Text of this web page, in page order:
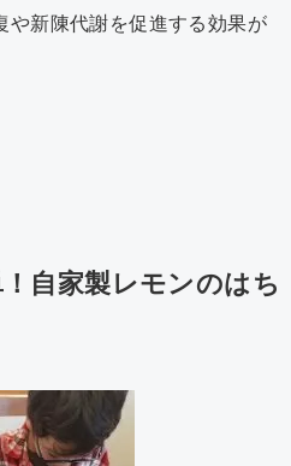
や新陳代謝を促進する効果が
自家製レモンのはち